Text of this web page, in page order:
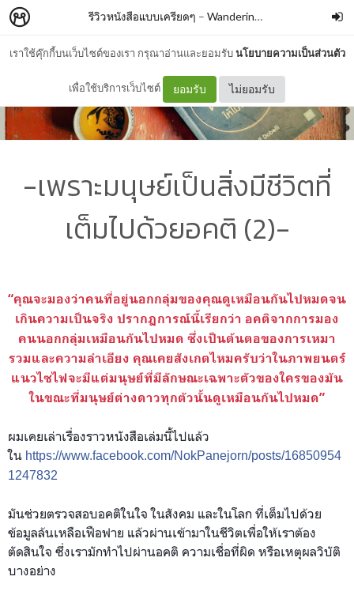
เราใช้คุ๊กกี้บนเว็บไซต์ของเรา กรุณาอ่านและยอมรับนโยบายความเป็นส่วนตัว
เพื่อใช้บริการเว็บไซต์ ยอมรับ ไม่ยอมรับ
รีวิวหนังสือแบบเครียดๆ – WanderingBook
-เพราะมนุษย์เป็นสิ่งมีชีวิตที่
เต็มไปด้วยอคติ (2)-
“คุณจะมองว่าคนที่อยู่นอกกลุ่มของคุณดูเหมือนกันไปหมดจน
เกินความเป็นจริง ปรากฏการณ์นี้เรียกว่า อคติจากการมอง
คนนอกกลุ่มเหมือนกันไปหมด ซึ่งเป็นต้นตอของการเหมา
รวมและความลำเอียง คุณเคยสังเกตไหมครับว่าในภาพยนตร์
แนวไซไฟจะมีแต่มนุษย์ที่มีลักษณะเฉพาะตัวของใครของมัน
ในขณะที่มนุษย์ต่างดาวทุกตัวนั้นดูเหมือนกันไปหมด”
ผมเคยเล่าเรื่องราวหนังสือเล่มนี้ไปแล้ว
ใน https://www.facebook.com/NokPanejorn/posts/16850954
1247832
มันช่วยตรวจสอบอคติในใจ ในสังคม และในโลก ที่เต็มไปด้วย
ข้อมูลล้นเหลือเฟือฟาย แล้วผ่านเข้ามาในชีวิตเพื่อให้เราต้อง
ตัดสินใจ ซึ่งเรามักทำไปผ่านอคติ ความเชื่อที่ผิด หรือเหตุผลวิบัติ
บางอย่าง